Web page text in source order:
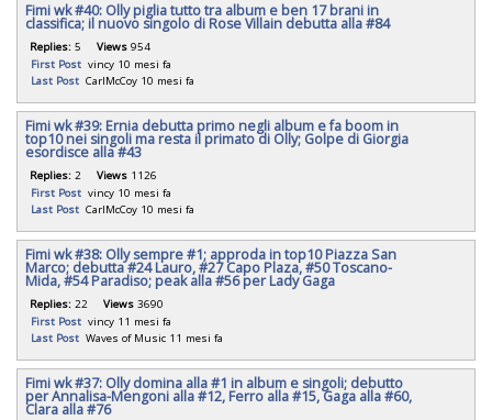
Fimi wk #40: Olly piglia tutto tra album e ben 17 brani in
classifica; il nuovo singolo di Rose Villain debutta alla #84
Replies: 5 Views 954
First Post vincy 10 mesi fa
Last Post CarlMcCoy 10 mesi fa
Fimi wk #39: Ernia debutta primo negli album e fa boom in
top10 nei singoli ma resta il primato di Olly; Golpe di Giorgia
esordisce alla #43
Replies: 2 Views 1126
First Post vincy 10 mesi fa
Last Post CarlMcCoy 10 mesi fa
Fimi wk #38: Olly sempre #1; approda in top10 Piazza San
Marco; debutta #24 Lauro, #27 Capo Plaza, #50 Toscano-
Mida, #54 Paradiso; peak alla #56 per Lady Gaga
Replies: 22 Views 3690
First Post vincy 11 mesi fa
Last Post Waves of Music 11 mesi fa
Fimi wk #37: Olly domina alla #1 in album e singoli; debutto
per Annalisa-Mengoni alla #12, Ferro alla #15, Gaga alla #60,
Clara alla #76